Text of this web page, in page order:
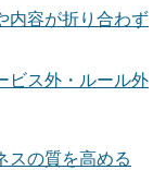
内容が折り合わず
ビス外・ルール外
スの質を高める